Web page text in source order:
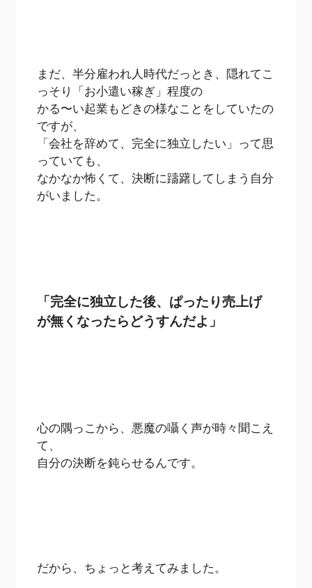
まだ、半分雇われ人時代だっとき、隠れてこ
っそり「お小遣い稼ぎ」程度の
かる〜い起業もどきの様なことをしていたの
ですが、
「会社を辞めて、完全に独立したい」って思
っていても、
なかなか怖くて、決断に躊躇してしまう自分
がいました。
「完全に独立した後、ぱったり売上げ
が無くなったらどうすんだよ」
心の隅っこから、悪魔の囁く声が時々聞こえ
て、
自分の決断を鈍らせるんです。
だから、ちょっと考えてみました。